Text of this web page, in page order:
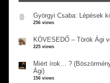
Györgyi Csaba: Lépések
256 views
KÖVESEDŐ – Török Ági
225 views
Miért írok… ?
Ági)
156 views